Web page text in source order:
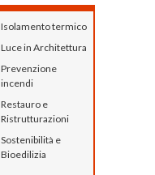
Isolamento termico
Luce in Architettura
Prevenzione
incendi
Restauro e
Ristrutturazioni
Sostenibilità e
Bioedilizia